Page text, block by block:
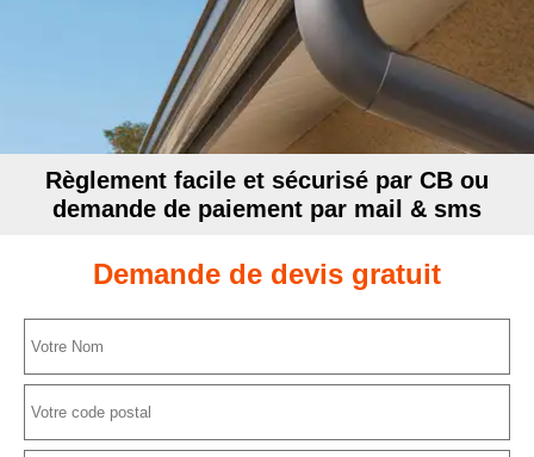
Règlement facile et sécurisé par CB ou
demande de paiement par mail & sms
Demande de devis gratuit